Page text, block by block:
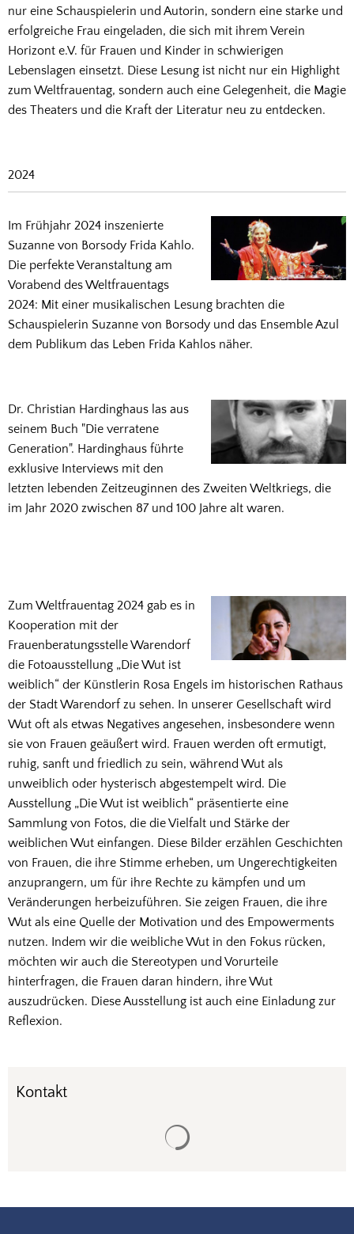
nur eine Schauspielerin und Autorin, sondern eine starke und
erfolgreiche Frau eingeladen, die sich mit ihrem Verein
Horizont e.V. für Frauen und Kinder in schwierigen
Lebenslagen einsetzt. Diese Lesung ist nicht nur ein Highlight
zum Weltfrauentag, sondern auch eine Gelegenheit, die Magie
des Theaters und die Kraft der Literatur neu zu entdecken.
2024
Im Frühjahr 2024 inszenierte
Suzanne von Borsody Frida Kahlo.
Die perfekte Veranstaltung am
Vorabend des Weltfrauentags
2024: Mit einer musikalischen Lesung brachten die
Schauspielerin Suzanne von Borsody und das Ensemble Azul
dem Publikum das Leben Frida Kahlos näher.
Dr. Christian Hardinghaus las aus
seinem Buch "Die verratene
Generation". Hardinghaus führte
exklusive Interviews mit den
letzten lebenden Zeitzeuginnen des Zweiten Weltkriegs, die
im Jahr 2020 zwischen 87 und 100 Jahre alt waren.
Zum Weltfrauentag 2024 gab es in
Kooperation mit der
Frauenberatungsstelle Warendorf
die Fotoausstellung „Die Wut ist
weiblich“ der Künstlerin Rosa Engels im historischen Rathaus
der Stadt Warendorf zu sehen. In unserer Gesellschaft wird
Wut oft als etwas Negatives angesehen, insbesondere wenn
sie von Frauen geäußert wird. Frauen werden oft ermutigt,
ruhig, sanft und friedlich zu sein, während Wut als
unweiblich oder hysterisch abgestempelt wird. Die
Ausstellung „Die Wut ist weiblich“ präsentierte eine
Sammlung von Fotos, die die Vielfalt und Stärke der
weiblichen Wut einfangen. Diese Bilder erzählen Geschichten
von Frauen, die ihre Stimme erheben, um Ungerechtigkeiten
anzuprangern, um für ihre Rechte zu kämpfen und um
Veränderungen herbeizuführen. Sie zeigen Frauen, die ihre
Wut als eine Quelle der Motivation und des Empowerments
nutzen. Indem wir die weibliche Wut in den Fokus rücken,
möchten wir auch die Stereotypen und Vorurteile
hinterfragen, die Frauen daran hindern, ihre Wut
auszudrücken. Diese Ausstellung ist auch eine Einladung zur
Reflexion.
Kontakt